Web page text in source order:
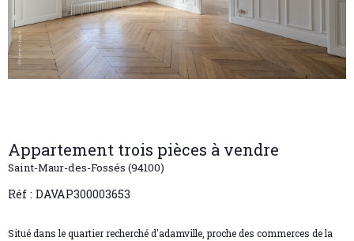
Appartement trois pièces à vendre
Saint-Maur-des-Fossés (94100)
Réf : DAVAP300003653
Situé dans le quartier recherché d'adamville, proche des commerces de la